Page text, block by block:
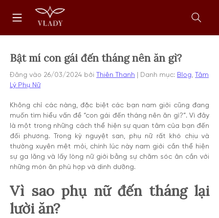
dung
Trang
chủ
form
Bật mí con gái đến tháng nên ăn gì?
Đăng vào 26/03/2024 bởi Thiên Thanh Danh mục: Blog Tâm
Lý Phụ Nữ
Không chỉ các nàng, đặc biệt các bạn nam giới cũng đang
muốn tìm hiểu vấn đề “con gái đến tháng nên ăn gì?”. Vì đây
là một trong những cách thể hiện sự quan tâm của bạn đến
đối phương. Trong kỳ nguyệt san, phụ nữ rất khó chịu và
thường xuyên mệt mỏi, chính lúc này nam giới cần thể hiện
sự ga lăng và lấy lòng nữ giới bằng sự chăm sóc ân cần với
những món ăn phù hợp và dinh dưỡng.
Vì sao phụ nữ đến tháng lại
lười ăn?